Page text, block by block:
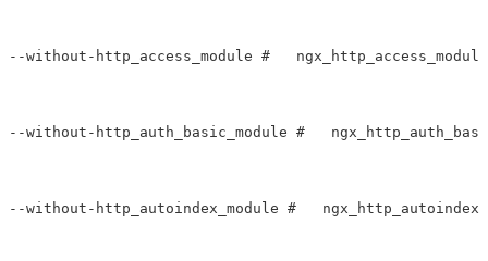
--without-http_access_module #   ngx_http_access_module
--without-http_auth_basic_module #
--without-http_autoindex_module #